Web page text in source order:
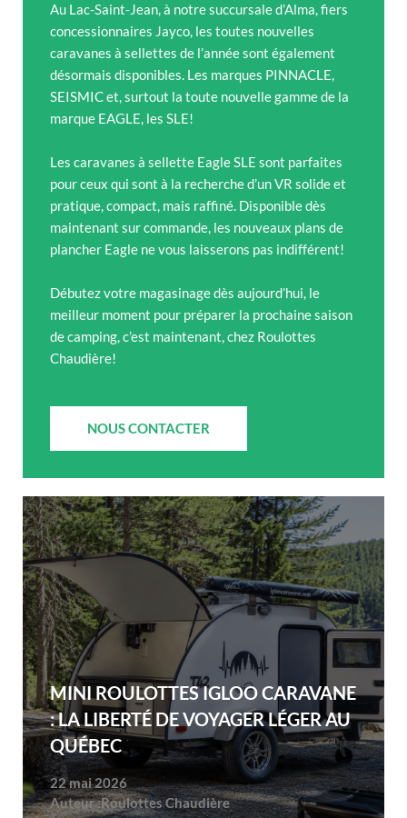
Au Lac-Saint-Jean, à notre succursale d’Alma, fiers
concessionnaires Jayco, les toutes nouvelles
caravanes à sellettes de l’année sont également
désormais disponibles. Les marques PINNACLE,
SEISMIC et, surtout la toute nouvelle gamme de la
marque EAGLE, les SLE!
Les caravanes à sellette Eagle SLE sont parfaites
pour ceux qui sont à la recherche d’un VR solide et
pratique, compact, mais raffiné. Disponible dès
maintenant sur commande, les nouveaux plans de
plancher Eagle ne vous laisserons pas indifférent!
Débutez votre magasinage dès aujourd’hui, le
meilleur moment pour préparer la prochaine saison
de camping, c’est maintenant, chez Roulottes
Chaudière!
NOUS CONTACTER
MINI ROULOTTES IGLOO CARAVANE
: LA LIBERTÉ DE VOYAGER LÉGER AU
QUÉBEC
22 mai 2026
Auteur :Roulottes Chaudière